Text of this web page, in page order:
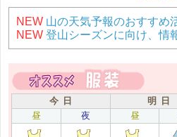
NEW 山の天気予報のおすすめ
NEW 登山シーズンに向け、情
今 日
明 日
昼
夜 昼